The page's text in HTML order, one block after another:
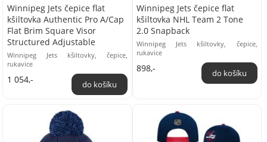
Winnipeg Jets čepice flat
kšiltovka Authentic Pro A/Cap
Flat Brim Square Visor
Structured Adjustable
Winnipeg Jets kšiltovky, čepice,
rukavice
1 054,-
Winnipeg Jets čepice flat
kšiltovka NHL Team 2 Tone
2.0 Snapback
Winnipeg Jets kšiltovky, čepice,
rukavice
898,-